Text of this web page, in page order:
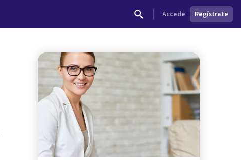
Accede Regístrate